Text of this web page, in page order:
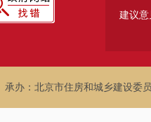
建议意
承办：北京市住房和城乡建设委